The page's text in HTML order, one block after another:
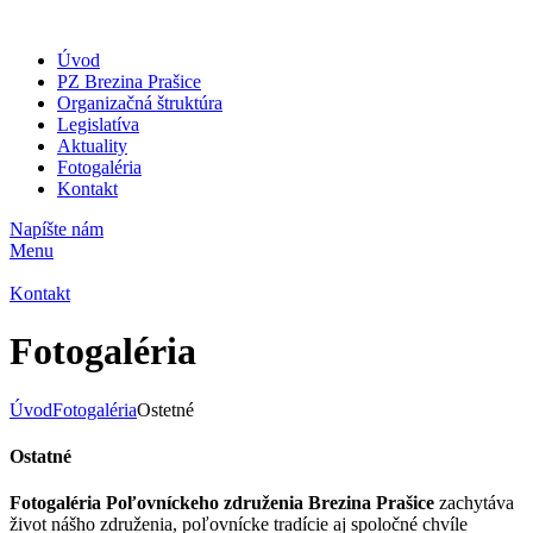
Úvod
PZ Brezina Prašice
Organizačná štruktúra
Legislatíva
Aktuality
Fotogaléria
Kontakt
Napíšte nám
Menu
Kontakt
Fotogaléria
ÚvodFotogalériaOstetné
Ostatné
Fotogaléria Poľovníckeho združenia Brezina Prašice zachytáva
život nášho združenia, poľovnícke tradície aj spoločné chvíle